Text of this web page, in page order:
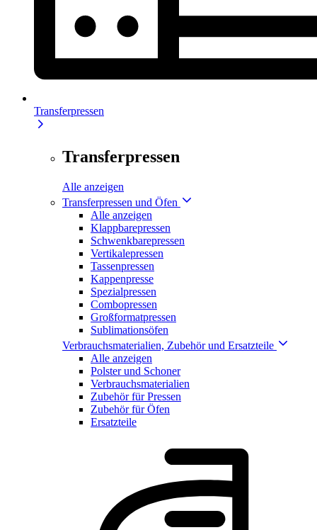
Transferpressen
Transferpressen
Alle anzeigen
Transferpressen und Öfen
Alle anzeigen
Klappbarepressen
Schwenkbarepressen
Vertikalepressen
Tassenpressen
Kappenpresse
Spezialpressen
Combopressen
Großformatpressen
Sublimationsöfen
Verbrauchsmaterialien, Zubehör und Ersatzteile
Alle anzeigen
Polster und Schoner
Verbrauchsmaterialien
Zubehör für Pressen
Zubehör für Öfen
Ersatzteile